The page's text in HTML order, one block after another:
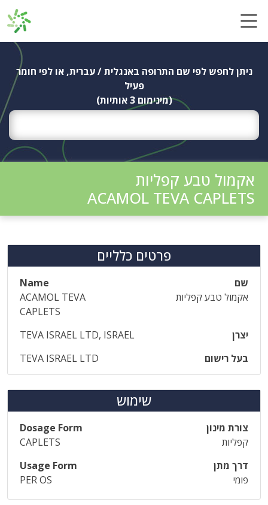
ניתן לחפש לפי שם התרופה באנגלית / עברית, או לפי חומר
פעיל
(מינימום 3 אותיות)
אקמול טבע קפליות
ACAMOL TEVA CAPLETS
פרטים כלליים
שם
Name
אקמול טבע קפליות
ACAMOL TEVA
CAPLETS
יצרן
TEVA ISRAEL LTD, ISRAEL
בעל רישום
TEVA ISRAEL LTD
שימוש
צורת מינון
Dosage Form
קפליות
CAPLETS
דרך מתן
Usage Form
פומי
PER OS